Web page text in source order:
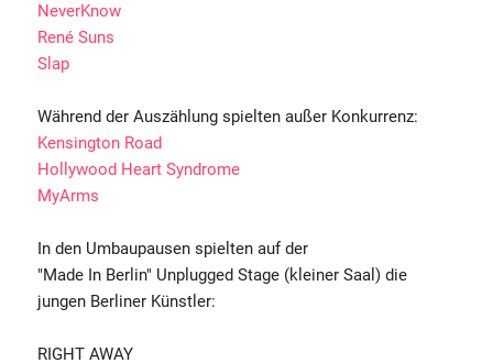
NeverKnow
René Suns
Slap
Während der Auszählung spielten außer Konkurrenz:
Kensington Road
Hollywood Heart Syndrome
MyArms
In den Umbaupausen spielten auf der
"Made In Berlin" Unplugged Stage (kleiner Saal) die
jungen Berliner Künstler:
RIGHT AWAY